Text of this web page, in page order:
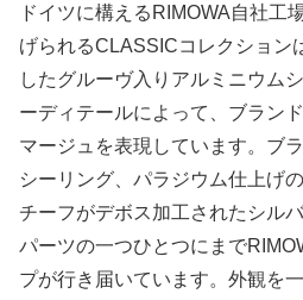
ドイツに構えるRIMOWA自社工
げられるCLASSICコレクション
したグルーヴ入りアルミニウム
ーディテールによって、ブラン
マージュを表現しています。ブ
シーリング、パラジウム仕上げ
チーフがデボス加工されたシル
パーツの一つひとつにまで
プが行き届いています。外観を